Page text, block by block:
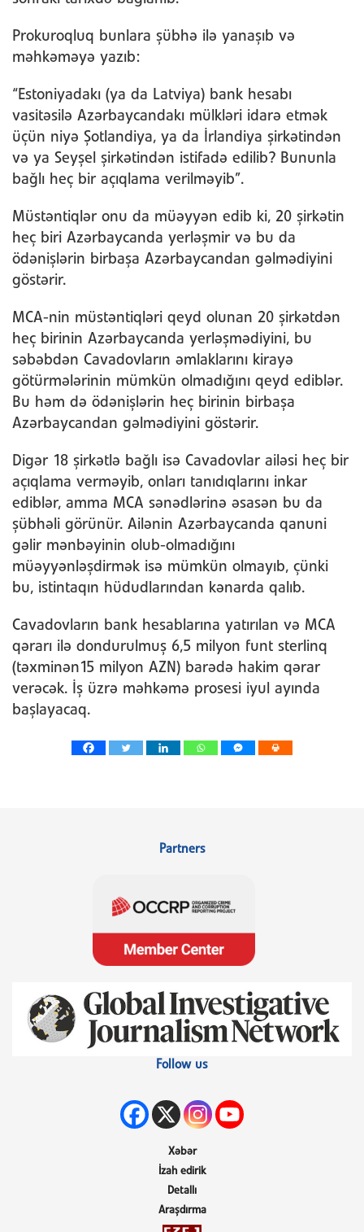
Prokuroqluq bunlara şübhə ilə yanaşıb və
məhkəməyə yazıb:
“Estoniyadakı (ya da Latviya) bank hesabı
vasitəsilə Azərbaycandakı mülkləri idarə etmək
üçün niyə Şotlandiya, ya da İrlandiya şirkətindən
və ya Seyşel şirkətindən istifadə edilib? Bununla
bağlı heç bir açıqlama verilməyib”.
Müstəntiqlər onu da müəyyən edib ki, 20 şirkətin
heç biri Azərbaycanda yerləşmir və bu da
ödənişlərin birbaşa Azərbaycandan gəlmədiyini
göstərir.
MCA-nin müstəntiqləri qeyd olunan 20 şirkətdən
heç birinin Azərbaycanda yerləşmədiyini, bu
səbəbdən Cavadovların əmlaklarını kirayə
götürmələrinin mümkün olmadığını qeyd ediblər.
Bu həm də ödənişlərin heç birinin birbaşa
Azərbaycandan gəlmədiyini göstərir.
Digər 18 şirkətlə bağlı isə Cavadovlar ailəsi heç bir
açıqlama verməyib, onları tanıdıqlarını inkar
ediblər, amma MCA sənədlərinə əsasən bu da
şübhəli görünür. Ailənin Azərbaycanda qanuni
gəlir mənbəyinin olub-olmadığını
müəyyənləşdirmək isə mümkün olmayıb, çünki
bu, istintaqın hüdudlarından kənarda qalıb.
Cavadovların bank hesablarına yatırılan və MCA
qərarı ilə dondurulmuş 6,5 ​​milyon funt sterlinq
(təxminən15 milyon AZN) barədə hakim qərar
verəcək. İş üzrə məhkəmə prosesi iyul ayında
başlayacaq.
Partners
Follow us
Xəbər
İzah edirik
Detallı
Araşdırma